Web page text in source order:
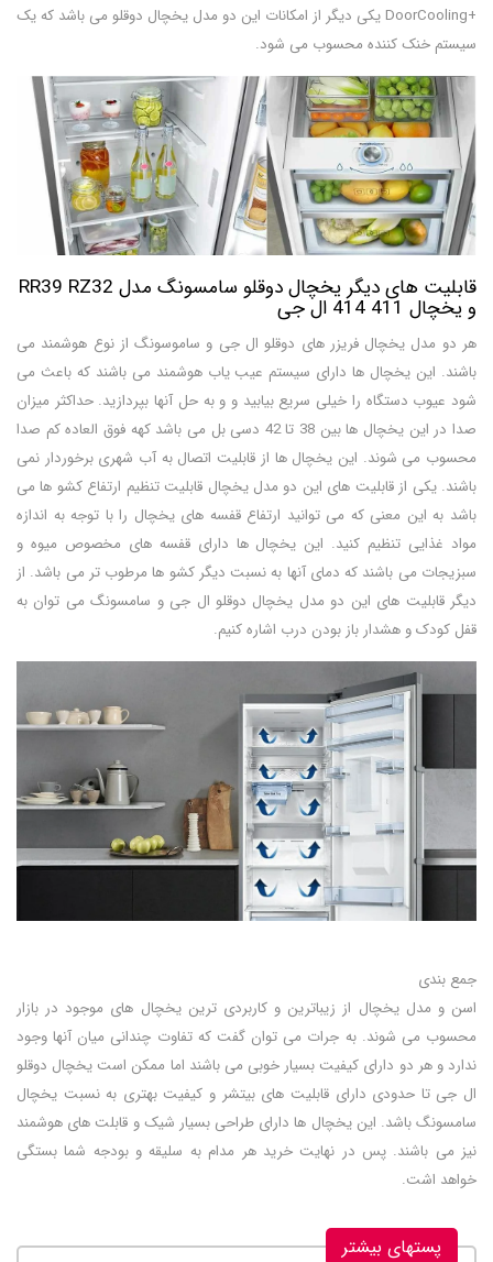
+DoorCooling یکی دیگر از امکانات این دو مدل یخچال دوقلو می باشد که یک
سیستم خنک کننده محسوب می شود.
قابلیت های دیگر یخچال دوقلو سامسونگ مدل RR39 RZ32
و یخچال 411 414 ال جی
هر دو مدل یخچال فریزر های دوقلو ال جی و ساموسونگ از نوع هوشمند می
باشند. این یخچال ها دارای سیستم عیب یاب هوشمند می باشند که باعث می
شود عیوب دستگاه را خیلی سریع بیابید و و به حل آنها بپردازید. حداکثر میزان
صدا در این یخچال ها بین 38 تا 42 دسی بل می باشد کهه فوق العاده کم صدا
محسوب می شوند. این یخچال ها از قابلیت اتصال به آب شهری برخوردار نمی
باشند. یکی از قابلیت های این دو مدل یخچال قابلیت تنظیم ارتفاع کشو ها می
باشد به این معنی که می توانید ارتفاع قفسه های یخچال را با توجه به اندازه
مواد غذایی تنظیم کنید. این یخچال ها دارای قفسه های مخصوص میوه و
سبزیجات می باشند که دمای آنها به نسبت دیگر کشو ها مرطوب تر می باشد. از
دیگر قابلیت های این دو مدل یخچال دوقلو ال جی و سامسونگ می توان به
قفل کودک و هشدار باز بودن درب اشاره کنیم.
جمع بندی
اسن و مدل یخچال از زیباترین و کاربردی ترین یخچال های موجود در بازار
محسوب می شوند. به جرات می توان گفت که تفاوت چندانی میان آنها وجود
ندارد و هر دو دارای کیفیت بسیار خوبی می باشند اما ممکن است یخچال دوقلو
ال جی تا حدودی دارای قابلیت های بیتشر و کیفیت بهتری به نسبت یخچال
سامسونگ باشد. این یخچال ها دارای طراحی بسیار شیک و قابلت های هوشمند
نیز می باشند. پس در نهایت خرید هر مدام به سلیقه و بودجه شما بستگی
خواهد اشت.
پستهای بیشتر